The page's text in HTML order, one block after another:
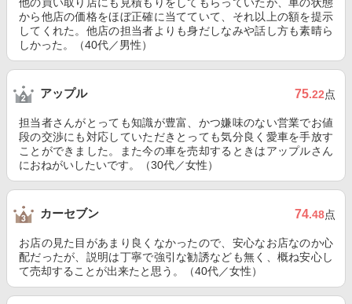
から他店の価格をほぼ正確に当てていて、それ以上の額を提示
してくれた。他店の担当者よりも身だしなみや話し方も素晴ら
しかった。（40代／男性）
アップル 75.22点
担当者さんがとっても知識が豊富、かつ嫌味のない営業でお値
段の交渉にも対応していただきとっても気分良く愛車を手放す
ことができました。また今の車を売却するときはアップルさん
におねがいしたいです。（30代／女性）
カーセブン 74.48点
お店の見た目があまり良くなかったので、安心なお店なのか心
配だったが、説明は丁寧で強引な勧誘なども無く、概ね安心し
て売却することが出来たと思う。（40代／女性）